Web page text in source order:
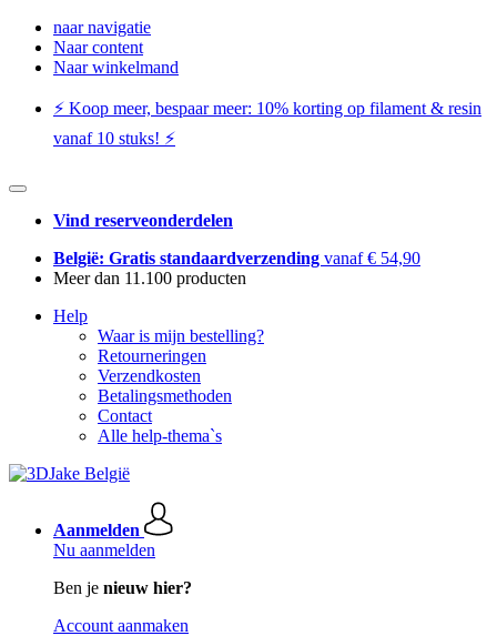
naar navigatie
Naar content
Naar winkelmand
⚡️ Koop meer, bespaar meer: ​​10% korting op filament & resin
vanaf 10 stuks! ⚡️
Vind reserveonderdelen
België: Gratis standaardverzending vanaf € 54,90
Meer dan 11.100 producten
Help
Waar is mijn bestelling?
Retourneringen
Verzendkosten
Betalingsmethoden
Contact
Alle help-thema`s
Aanmelden
Nu aanmelden
Ben je nieuw hier?
Account aanmaken